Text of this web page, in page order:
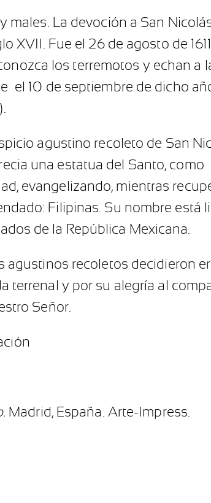
males. La devoción a San
XVII. Fue el 26 de agosto de
los terremotos y echan a
el 10 de septiembre de dicho
agustino recoleto de San
una estatua del Santo, como
evangelizando, mientras
Filipinas. Su nombre está
de la República Mexicana.
agustinos recoletos decidieron
terrenal y por su alegría al
Señor.
Madrid, España. Arte-Impress.